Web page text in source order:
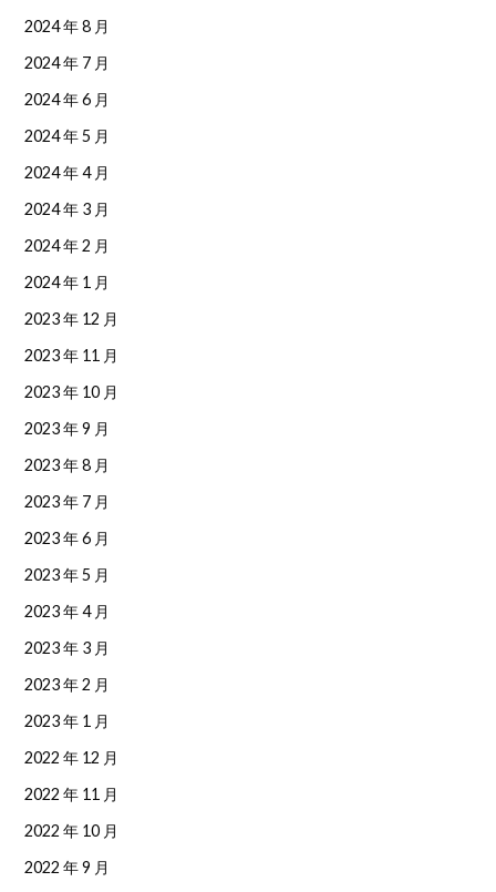
2024 年 8 月
2024 年 7 月
2024 年 6 月
2024 年 5 月
2024 年 4 月
2024 年 3 月
2024 年 2 月
2024 年 1 月
2023 年 12 月
2023 年 11 月
2023 年 10 月
2023 年 9 月
2023 年 8 月
2023 年 7 月
2023 年 6 月
2023 年 5 月
2023 年 4 月
2023 年 3 月
2023 年 2 月
2023 年 1 月
2022 年 12 月
2022 年 11 月
2022 年 10 月
2022 年 9 月